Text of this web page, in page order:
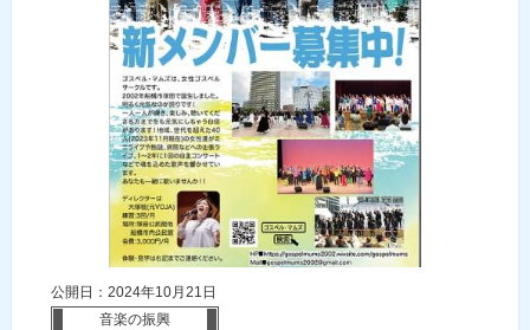
公開日：2024年10月21日
音楽の振興